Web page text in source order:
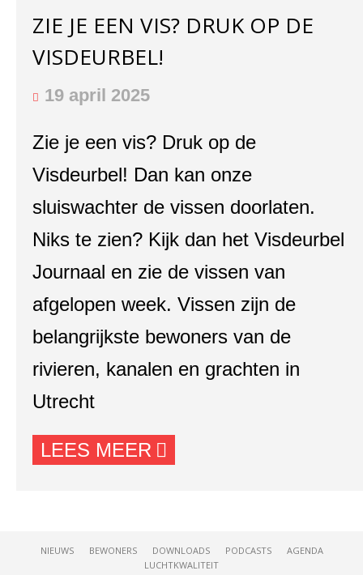
ZIE JE EEN VIS? DRUK OP DE
VISDEURBEL!
19 april 2025
Zie je een vis? Druk op de
Visdeurbel! Dan kan onze
sluiswachter de vissen doorlaten.
Niks te zien? Kijk dan het Visdeurbel
Journaal en zie de vissen van
afgelopen week. Vissen zijn de
belangrijkste bewoners van de
rivieren, kanalen en grachten in
Utrecht
LEES MEER
NIEUWS BEWONERS DOWNLOADS PODCASTS
AGENDA
LUCHTKWALITEIT